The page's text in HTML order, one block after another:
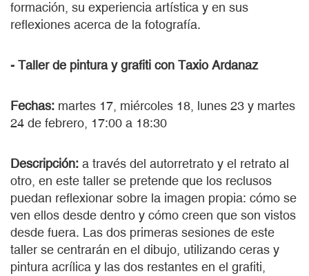
formación, su experiencia artística y en sus
reflexiones acerca de la fotografía.
- Taller de pintura y grafiti con Taxio Ardanaz
Fechas: martes 17, miércoles 18, lunes 23 y martes
24 de febrero, 17:00 a 18:30
Descripción: a través del autorretrato y el retrato al
otro, en este taller se pretende que los reclusos
puedan reflexionar sobre la imagen propia: cómo se
ven ellos desde dentro y cómo creen que son vistos
desde fuera. Las dos primeras sesiones de este
taller se centrarán en el dibujo, utilizando ceras y
pintura acrílica y las dos restantes en el grafiti,